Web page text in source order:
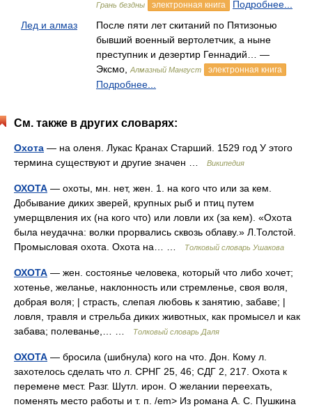
Грань бездны электронная книга
Подробнее...
Лед и алмаз
После пяти лет скитаний по Пятизонью
бывший военный вертолетчик, а ныне
преступник и дезертир Геннадий… —
Эксмо,
Алмазный Мангуст электронная книга
Подробнее...
См. также в других словарях:
Охота — на оленя. Лукас Кранах Старший. 1529 год У этого
термина существуют и другие значен …
Википедия
ОХОТА — охоты, мн. нет, жен. 1. на кого что или за кем.
Добывание диких зверей, крупных рыб и птиц путем
умерщвления их (на кого что) или ловли их (за кем). «Охота
была неудачна: волки прорвались сквозь облаву.» Л.Толстой.
Промысловая охота. Охота на… …
Толковый словарь Ушакова
ОХОТА — жен. состоянье человека, который что либо хочет;
хотенье, желанье, наклонность или стремленье, своя воля,
добрая воля; | страсть, слепая любовь к занятию, забаве; |
ловля, травля и стрельба диких животных, как промысел и как
забава; полеванье,… …
Толковый словарь Даля
ОХОТА — бросила (шибнула) кого на что. Дон. Кому л.
захотелось сделать что л. СРНГ 25, 46; СДГ 2, 217. Охота к
перемене мест. Разг. Шутл. ирон. О желании переехать,
поменять место работы и т. п. /em> Из романа А. С. Пушкина